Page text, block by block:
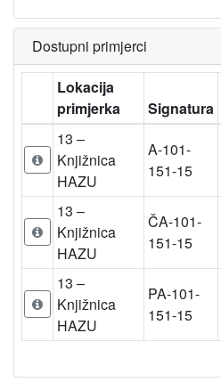
Dostupni primjerci
Lokacija
primjerka
Signatura
13 –
Knjižnica
HAZU
A-101-
151-15
13 –
Knjižnica
HAZU
ČA-101-
151-15
13 –
Knjižnica
HAZU
PA-101-
151-15